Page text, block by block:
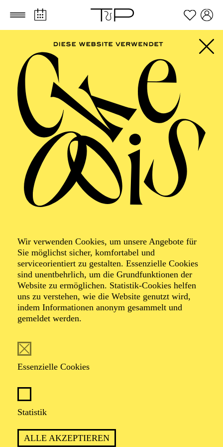
Zum Hauptinhalt springen Zum Footer springen
Wir verwenden Cookies, um unsere Angebote für
Sie möglichst sicher, komfortabel und
serviceorientiert zu gestalten. Essenzielle Cookies
sind unentbehrlich, um die Grundfunktionen der
Website zu ermöglichen. Statistik-Cookies helfen
uns zu verstehen, wie die Website genutzt wird,
indem Informationen anonym gesammelt und
gemeldet werden.
Essenzielle Cookies
Statistik
ALLE AKZEPTIEREN
Foto: Johan Sandberg
Lene Dax
Schauspiel-Ensemble
2011 bis 2015 Schauspiel an der Staatlichen
Stuttgart. Während dieser Zeit gastierte sie am
Staatstheater Darmstadt engagiert. Anschließend führte
sie ihr erstes Festengagement an das Theater Marburg,